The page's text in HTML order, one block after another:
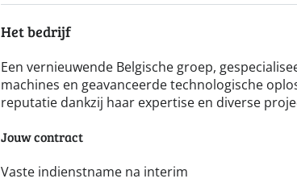
Het bedrijf
Een vernieuwende Belgische groep,
machines en geavanceerde technologische
reputatie dankzij haar expertise en diverse
Jouw contract
Vaste indienstname na interim